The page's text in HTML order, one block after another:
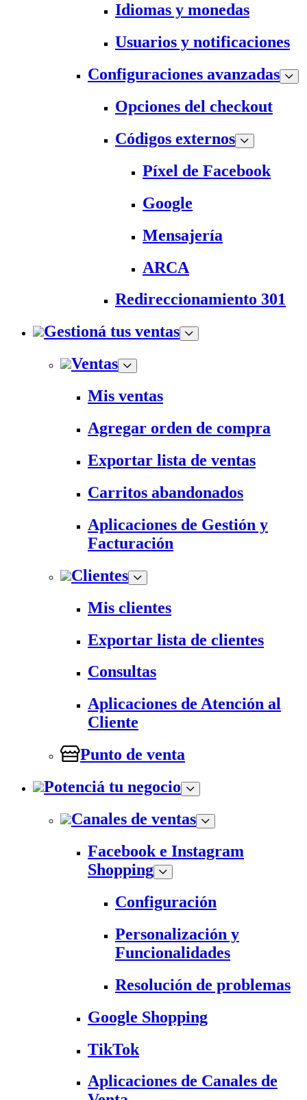
Idiomas y monedas
Usuarios y notificaciones
Configuraciones avanzadas
Opciones del checkout
Códigos externos
Píxel de Facebook
Google
Mensajería
ARCA
Redireccionamiento 301
Gestioná tus ventas
Ventas
Mis ventas
Agregar orden de compra
Exportar lista de ventas
Carritos abandonados
Aplicaciones de Gestión y
Facturación
Clientes
Mis clientes
Exportar lista de clientes
Consultas
Aplicaciones de Atención al
Cliente
Punto de venta
Potenciá tu negocio
Canales de ventas
Facebook e Instagram
Shopping
Configuración
Personalización y
Funcionalidades
Resolución de problemas
Google Shopping
TikTok
Aplicaciones de Canales de